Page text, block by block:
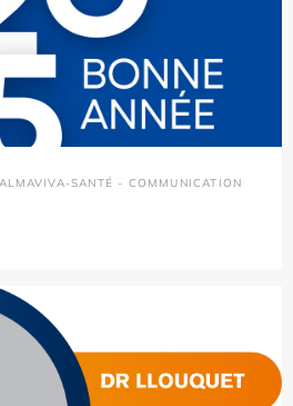
SANTÉ - COMMUNICATION